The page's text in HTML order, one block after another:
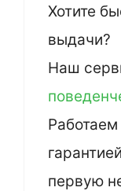
Хотите
выдачи?
Наш
Работаем
первую